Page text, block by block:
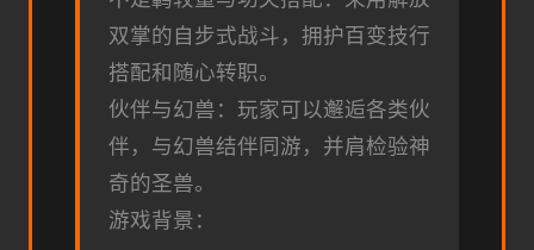
双掌的自步式战斗，拥护百变技行
搭配和随心转职。
伙伴与幻兽：玩家可以邂逅各类伙
伴，与幻兽结伴同游，并肩检验神
奇的圣兽。
游戏背景：